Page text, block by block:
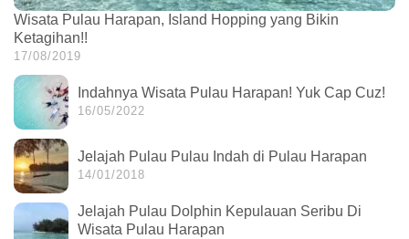
Wisata Pulau Harapan, Island Hopping yang Bikin
Ketagihan!!
17/08/2019
Indahnya Wisata Pulau Harapan! Yuk Cap Cuz!
16/05/2022
Jelajah Pulau Pulau Indah di Pulau Harapan
14/01/2018
Jelajah Pulau Dolphin Kepulauan Seribu Di
Wisata Pulau Harapan